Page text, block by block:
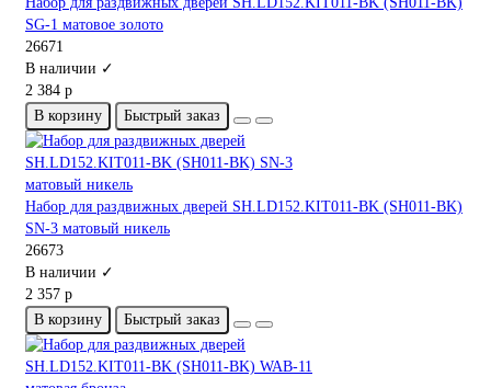
SG-1 матовое золото
26671
В наличии ✓
2 384 р
В корзину
Быстрый заказ
Набор для раздвижных дверей SH.LD152.KIT011-BK (SH011-BK)
SN-3 матовый никель
26673
В наличии ✓
2 357 р
В корзину
Быстрый заказ